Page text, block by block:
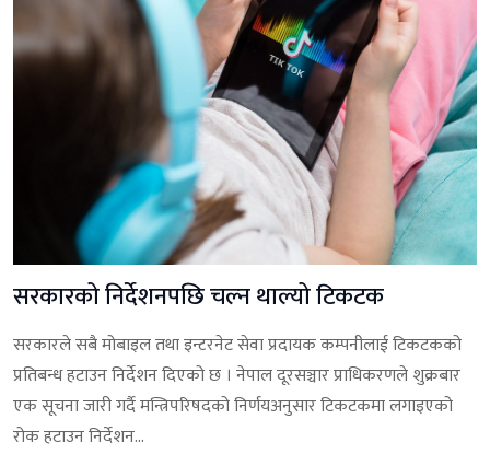
सरकारको निर्देशनपछि चल्न थाल्यो टिकटक
सरकारले सबै मोबाइल तथा इन्टरनेट सेवा प्रदायक कम्पनीलाई टिकटकको
प्रतिबन्ध हटाउन निर्देशन दिएको छ । नेपाल दूरसञ्चार प्राधिकरणले शुक्रबार
एक सूचना जारी गर्दै मन्त्रिपरिषदको निर्णयअनुसार टिकटकमा लगाइएको
रोक हटाउन निर्देशन...